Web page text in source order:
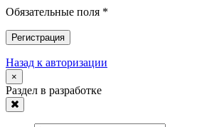
Обязательные поля *
Регистрация
Назад к авторизации
×
Раздел в разработке